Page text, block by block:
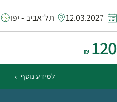
12.03.2027 תל־אביב - יפו
120
₪
למידע נוסף